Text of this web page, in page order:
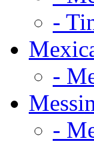
-
-
-